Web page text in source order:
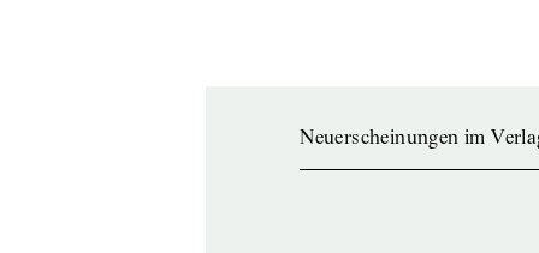
Neuerscheinungen im